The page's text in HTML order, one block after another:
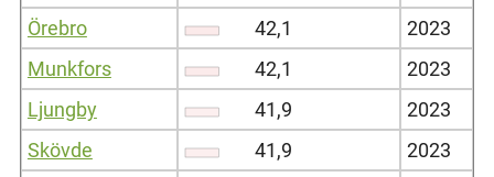
Örebro
42,1
2023
Munkfors
42,1
2023
Ljungby
41,9
2023
Skövde
41,9
2023